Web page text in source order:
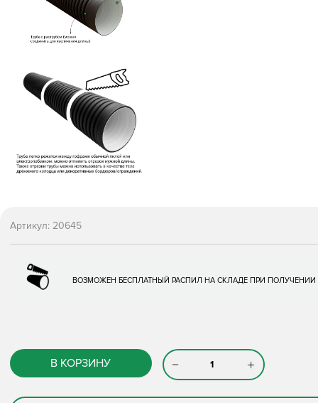
Артикул: 20645
ВОЗМОЖЕН БЕСПЛАТНЫЙ РАСПИЛ НА СКЛАДЕ ПРИ ПОЛУЧЕНИИ
В КОРЗИНУ